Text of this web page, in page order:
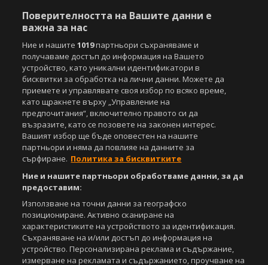
Поверителността на Вашите данни е
важна за нас
Ние и нашите1019партньори съхраняваме и
получаваме достъп до информация на Вашето
устройство, като уникални идентификатори в
бисквитки за обработка на лични данни. Можете да
приемете и управлявате своя избор по всяко време,
като щракнете върху „Управление на
предпочитания“, включително правото си да
възразите, като се позовете на законен интерес.
Вашият избор ще бъде оповестен на нашите
партньори и няма да повлияе на данните за
сърфиране. Политика за бисквитките
Ние и нашите партньори обработваме данни, за да
предоставим:
Използване на точни данни за географско
позициониране. Активно сканиране на
характеристиките на устройството за идентификация.
Съхраняване на и/или достъп до информация на
устройство. Персонализирана реклама и съдържание,
измерване на рекламата и съдържанието, проучване на